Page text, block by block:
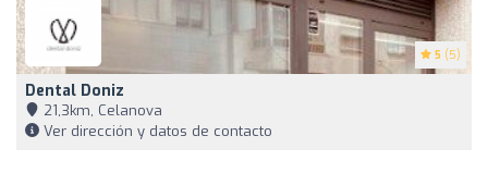
5 (5)
Dental Doniz
21,3km, Celanova
Ver dirección y datos de contacto